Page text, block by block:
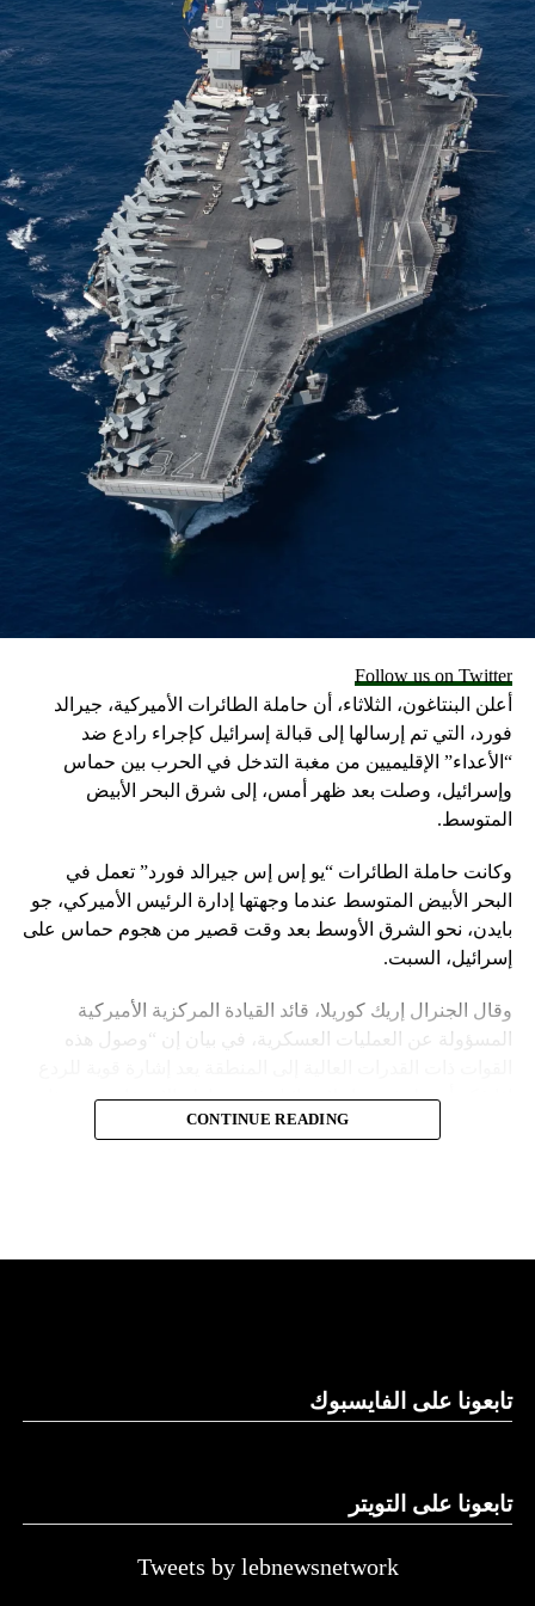
ويوجد على هاتفك نظام ذكاء اصطناعي “يتعلم” كيفية التعرف
على الأنماط والتنبؤ بالنتائج. إذ أن هناك ثلاثة أدلة لتخمين ما تكتبه
بالتمرير.
ونها الإحداثيات المكانية، إذ يفحص الذكاء الاصطناعي مدى قرب
إصبعك من الحروف أثناء التمرير عبر الشاشة، ويقوم بتصنيف
احتمالية الكلمة التي اخترتها.
وعندما ترفع إصبعك عن الشاشة، ستقوم لوحة المفاتيح بإدراج
كلمة محتملة. وقد ترى أيضاً كلمات بديلة أخرى لاختيارها، على
غرار اقتراحات التصحيح التلقائي.
كيف ومتى؟
ويمكنك استخدام ميزة الكتابة بالتمرير في أي مكان تكتب فيه
النص، مثل الرسائل النصية ورسائل البريد الإلكتروني وأحياناً
والكتابة بالتمرير هي ميزة تلقائية في لوحة المفاتيح المدمجة
iPhone الخاص بك. إذا لم يعمل الأمر، فانتقل إلى تطبيق
الإعدادات ← عام ← لوحة المفاتيح ← قم بتشغيل الزر “Slide to
Type”. (سترى لوناً أخضر عند تشغيل الزر.)
وقد تحتاج إلى تعديل الإعدادات على هاتف Galaxy للبدء في
الكتابة بالتمرير.
وتعد لوحة Gboard من Google المزودة بميزة الكتابة بالتمرير هي
لوحة المفاتيح القياسية لبعض هواتف Android أو يمكنك تنزيلها
بشكل منفصل لهواتف iPhone وAndroid.
المفاتيح الأخرى، بما في ذلك تطبيق Microsoft SwiftKey الذي
يمكنك تثبيته على هواتف Android وiPhone.
المصدر: العربية
Follow us on Twitter
أعلن البنتاغون، الثلاثاء، أن حاملة الطائرات الأميركية، جيرالد
فورد، التي تم إرسالها إلى قبالة إسرائيل كإجراء رادع ضد
“الأعداء” الإقليميين من مغبة التدخل في الحرب بين حماس
وإسرائيل، وصلت بعد ظهر أمس، إلى شرق البحر الأبيض
المتوسط.
وكانت حاملة الطائرات “يو إس إس جيرالد فورد” تعمل في
البحر الأبيض المتوسط عندما وجهتها إدارة الرئيس الأميركي، جو
بايدن، نحو الشرق الأوسط بعد وقت قصير من هجوم حماس على
إسرائيل، السبت.
وقال الجنرال إريك كوريلا، قائد القيادة المركزية الأميركية
المسؤولة عن العمليات العسكرية، في بيان إن “وصول هذه
إذا فكر أي طرف معاد لإسرائيل في محاولة الاستفادة من هذا
“لإرسال رسالة ردع واضحة إلى الدول الأخرى أو الجهات الفاعلة
هي حاملة طائرات تعمل بالطاقة النووية، تم تطويرها من قبل
قسم بناء السفن “نيوبورت نيوز” التابع لشركة “هنتنغتون
التابعة للبحرية الأميركية من طراز “نيميتز” منذ أكثر من أربعة
CONTINUE READING
تابعونا على الفايسبوك
تابعونا على التويتر
Tweets by lebnewsnetwork